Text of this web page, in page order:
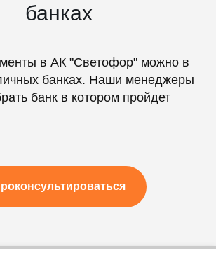
банках
в АК "Светофор" можно в
банках. Наши менеджеры
банк в котором пройдет